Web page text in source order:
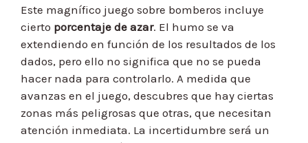
Este magnífico juego sobre bomberos incluye
cierto porcentaje de azar. El humo se va
extendiendo en función de los resultados de los
dados, pero ello no significa que no se pueda
hacer nada para controlarlo. A medida que
avanzas en el juego, descubres que hay ciertas
zonas más peligrosas que otras, que necesitan
atención inmediata. La incertidumbre será un